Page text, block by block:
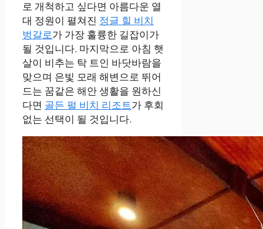
로 개척하고 싶다면 아름다운 열
대 정원이 펼쳐진 정글 힐 비치
벙갈로가 가장 훌륭한 길잡이가
될 것입니다. 마지막으로 아침 햇
살이 비추는 탁 트인 바닷바람을
맞으며 은빛 모래 해변으로 뛰어
드는 꿈같은 해안 생활을 원하신
다면 골든 펄 비치 리조트가 후회
없는 선택이 될 것입니다.